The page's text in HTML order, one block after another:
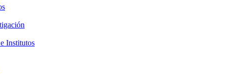
Institutos